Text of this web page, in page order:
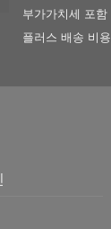
부가가치세 포함
플러스 배송 비용